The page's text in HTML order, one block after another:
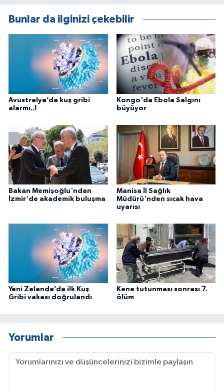
Bunlar da ilginizi çekebilir
Avustralya’da kuş gribi
alarmı..!
Kongo'da Ebola Salgını
büyüyor
Bakan Memişoğlu'ndan
İzmir'de akademik buluşma
Manisa İl Sağlık
Müdürü'nden sıcak hava
uyarısı
Yeni Zelanda’da ilk Kuş
Gribi vakası doğrulandı
Kene tutunması sonrası 7.
ölüm
Yorumlar